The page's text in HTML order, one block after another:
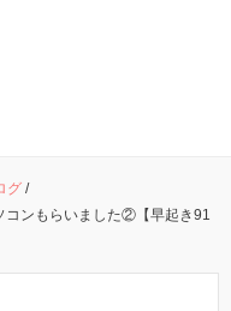
グ /
コンもらいました②【早起き91